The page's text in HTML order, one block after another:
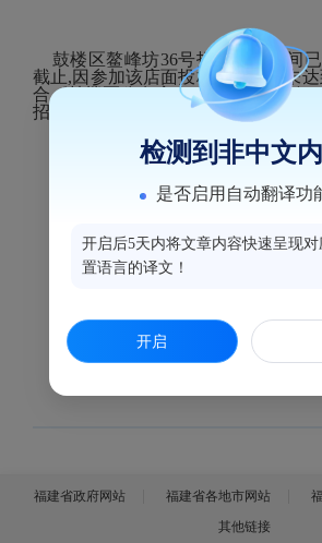
鼓楼区鳌峰坊36号招租报名时间已
截止,因参加该店面投标报名人数未
合《鼓楼区公有房产租赁管理实施细
招租流标。
特此公告!
鼓
2018年
福建省政府网站 福建省各地市网站
其他链接
检测到非中文
是否启用自动翻译功
开启后5天内将文章内容快速呈现
置语言的译文！
开启